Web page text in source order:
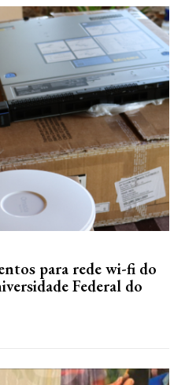
para rede wi-fi do
Federal do